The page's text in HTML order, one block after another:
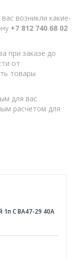
возникли какие-
+7 812 740 68 02
при заказе до
от
товары
для вас
расчетом для
С ВА47-29 40А